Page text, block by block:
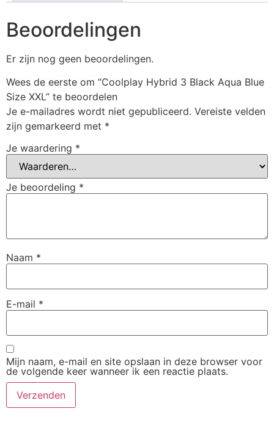
Beoordelingen
Er zijn nog geen beoordelingen.
Wees de eerste om “Coolplay Hybrid 3 Black Aqua Blue
Size XXL” te beoordelen
Je e-mailadres wordt niet gepubliceerd. Vereiste velden
zijn gemarkeerd met *
Je waardering *
Je beoordeling *
Naam *
E-mail *
Mijn naam, e-mail en site opslaan in deze browser voor
de volgende keer wanneer ik een reactie plaats.